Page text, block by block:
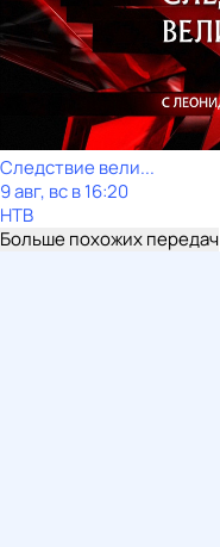
Следствие вели...
9 авг, вс в 16:20
НТВ
Больше похожих передач